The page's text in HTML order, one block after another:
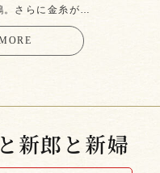
。さらに金糸が…
新郎と新婦